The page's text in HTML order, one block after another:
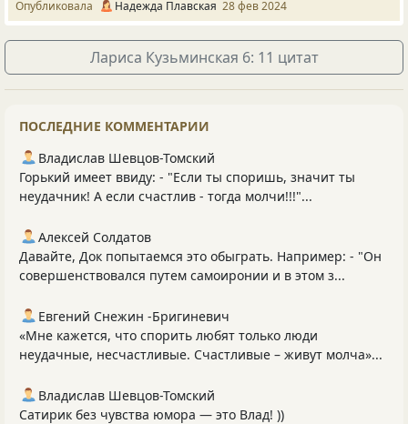
Опубликовала Надежда Плавская 28 фев 2024
Лариса Кузьминская 6: 11 цитат
ПОСЛЕДНИЕ КОММЕНТАРИИ
Владислав Шевцов-Томский
Горький имеет ввиду: - "Если ты споришь, значит ты
неудачник! А если счастлив - тогда молчи!!!"...
Алексей Солдатов
Давайте, Док попытаемся это обыграть. Например: - "Он
совершенствовался путем самоиронии и в этом з...
Евгений Снежин -Бригиневич
«Мне кажется, что спорить любят только люди
неудачные, несчастливые. Счастливые – живут молча»...
Владислав Шевцов-Томский
Сатирик без чувства юмора — это Влад! ))